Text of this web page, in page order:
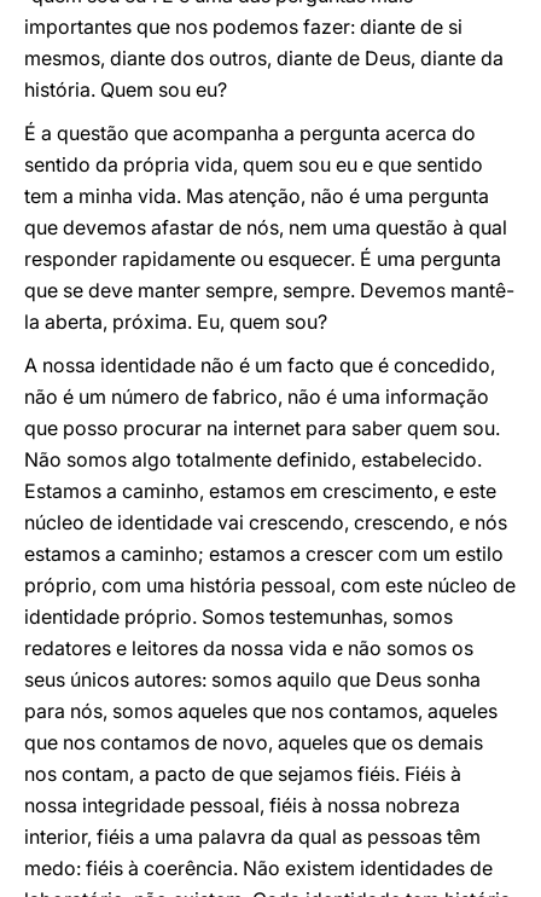
importantes que nos podemos fazer: diante de si
mesmos, diante dos outros, diante de Deus, diante da
história. Quem sou eu?
É a questão que acompanha a pergunta acerca do
sentido da própria vida, quem sou eu e que sentido
tem a minha vida. Mas atenção, não é uma pergunta
que devemos afastar de nós, nem uma questão à qual
responder rapidamente ou esquecer. É uma pergunta
que se deve manter sempre, sempre. Devemos mantê-
la aberta, próxima. Eu, quem sou?
A nossa identidade não é um facto que é concedido,
não é um número de fabrico, não é uma informação
que posso procurar na internet para saber quem sou.
Não somos algo totalmente definido, estabelecido.
Estamos a caminho, estamos em crescimento, e este
núcleo de identidade vai crescendo, crescendo, e nós
estamos a caminho; estamos a crescer com um estilo
próprio, com uma história pessoal, com este núcleo de
identidade próprio. Somos testemunhas, somos
redatores e leitores da nossa vida e não somos os
seus únicos autores: somos aquilo que Deus sonha
para nós, somos aqueles que nos contamos, aqueles
que nos contamos de novo, aqueles que os demais
nos contam, a pacto de que sejamos fiéis. Fiéis à
nossa integridade pessoal, fiéis à nossa nobreza
interior, fiéis a uma palavra da qual as pessoas têm
medo: fiéis à coerência. Não existem identidades de